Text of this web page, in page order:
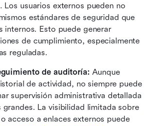
Los usuarios externos pueden no
estándares de seguridad que
internos. Esto puede generar
de cumplimiento, especialmente
reguladas.
de auditoría: Aunque
de actividad, no siempre puede
supervisión administrativa detallada
grandes. La visibilidad limitada sobre
acceso a enlaces externos puede